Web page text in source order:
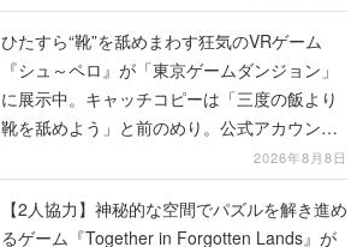
ひたすら“靴”を舐めまわす狂気のVRゲーム
『シュ～ペロ』が「東京ゲームダンジョン」
に展示中。キャッチコピーは「三度の飯より
靴を舐めよう」と前のめり。公式アカウント
も開設され、2026年リリースに向けて開発中
2026年8月8日
【2人協力】神秘的な空間でパズルを解き進め
るゲーム『Together in Forgotten Lands』が